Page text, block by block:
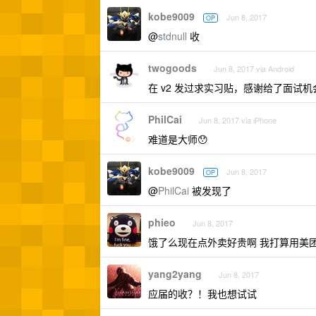
kobe9009 OP Jun 8, 2017
@stdnull 收
twogoods Jun 8, 2017 via Android
在 v2 发过求实习贴，感谢给了面试机
PhilCai Jun 8, 2017 via iPhone
难道是大师😯
kobe9009 OP Jun 8, 2017
@PhilCai 被发现了
phieo Jun 8, 2017
饿了么现在点外卖好贵啊 我打算用美
yang2yang Jun 8, 2017
应届的收？！我也想试试